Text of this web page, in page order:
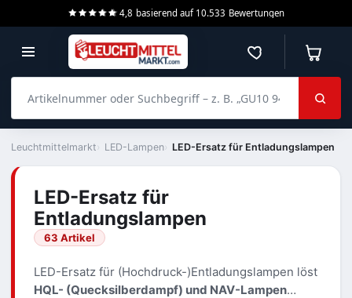
4,8 basierend auf 10.533 Bewertungen
Merkzettel
Leuchtmittelmarkt LED-Lampen LED-Ersatz für Entladungslampen
LED-Ersatz für
Entladungslampen
63 Artikel
LED-Ersatz für (Hochdruck-)Entladungslampen löst
HQL- (Quecksilberdampf) und NAV-Lampen